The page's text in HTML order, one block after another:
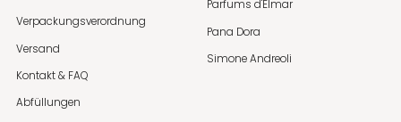
Verpackungsverordnung
Versand
Kontakt & FAQ
Abfüllungen
Parfums d'Elmar
Pana Dora
Simone Andreoli